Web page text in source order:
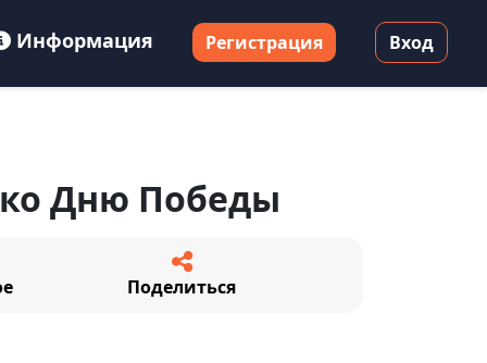
Информация Регистрация Вход
Дню Победы
Поделиться